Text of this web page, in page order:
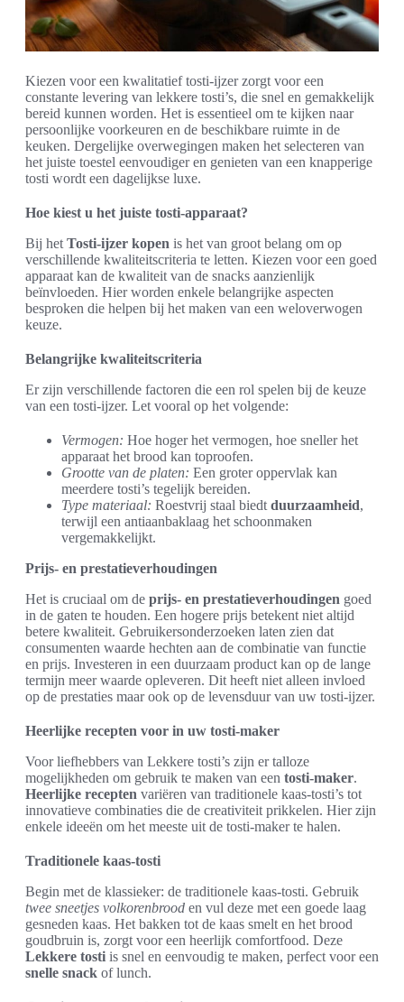
Kiezen voor een kwalitatief tosti-ijzer zorgt voor een
constante levering van lekkere tosti’s, die snel en gemakkelijk
bereid kunnen worden. Het is essentieel om te kijken naar
persoonlijke voorkeuren en de beschikbare ruimte in de
keuken. Dergelijke overwegingen maken het selecteren van
het juiste toestel eenvoudiger en genieten van een knapperige
tosti wordt een dagelijkse luxe.
Hoe kiest u het juiste tosti-apparaat?
Bij het Tosti-ijzer kopen is het van groot belang om op
verschillende kwaliteitscriteria te letten. Kiezen voor een goed
apparaat kan de kwaliteit van de snacks aanzienlijk
beïnvloeden. Hier worden enkele belangrijke aspecten
besproken die helpen bij het maken van een weloverwogen
keuze.
Belangrijke kwaliteitscriteria
Er zijn verschillende factoren die een rol spelen bij de keuze
van een tosti-ijzer. Let vooral op het volgende:
Vermogen: Hoe hoger het vermogen, hoe sneller het
apparaat het brood kan toproofen.
Grootte van de platen: Een groter oppervlak kan
meerdere tosti’s tegelijk bereiden.
Type materiaal: Roestvrij staal biedt duurzaamheid,
terwijl een antiaanbaklaag het schoonmaken
vergemakkelijkt.
Prijs- en prestatieverhoudingen
Het is cruciaal om de prijs- en prestatieverhoudingen goed
in de gaten te houden. Een hogere prijs betekent niet altijd
betere kwaliteit. Gebruikersonderzoeken laten zien dat
consumenten waarde hechten aan de combinatie van functie
en prijs. Investeren in een duurzaam product kan op de lange
termijn meer waarde opleveren. Dit heeft niet alleen invloed
op de prestaties maar ook op de levensduur van uw tosti-ijzer.
Heerlijke recepten voor in uw tosti-maker
Voor liefhebbers van Lekkere tosti’s zijn er talloze
mogelijkheden om gebruik te maken van een tosti-maker.
Heerlijke recepten variëren van traditionele kaas-tosti’s tot
innovatieve combinaties die de creativiteit prikkelen. Hier zijn
enkele ideeën om het meeste uit de tosti-maker te halen.
Traditionele kaas-tosti
Begin met de klassieker: de traditionele kaas-tosti. Gebruik
twee sneetjes volkorenbrood en vul deze met een goede laag
gesneden kaas. Het bakken tot de kaas smelt en het brood
goudbruin is, zorgt voor een heerlijk comfortfood. Deze
Lekkere tosti is snel en eenvoudig te maken, perfect voor een
snelle snack of lunch.